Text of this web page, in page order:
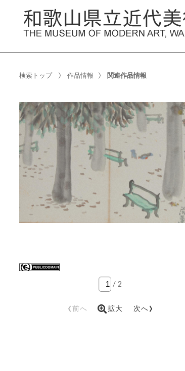
検索トップ 作品情報 関連作品情報
/ 2
‹前へ 拡大 次へ›